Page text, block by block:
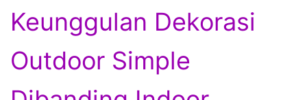
Keunggulan Dekorasi
Outdoor Simple